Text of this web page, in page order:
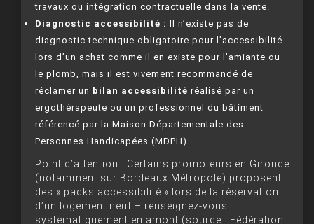
travaux ou intégration contractuelle dans la vente.
Diagnostic accessibilité : Il n’existe pas de
diagnostic technique obligatoire pour l’accessibilité
lors d’un achat comme il en existe pour l’amiante ou
le plomb, mais il est vivement recommandé de
réclamer un bilan accessibilité réalisé par un
ergothérapeute ou un professionnel du bâtiment
référencé par la Maison Départementale des
Personnes Handicapées (MDPH).
Point d’attention : Certains promoteurs en Gironde
(notamment sur Bordeaux Métropole) proposent
des « packs accessibilité » lors de la réservation
d’un logement neuf – renseignez-vous
systématiquement en amont (source : Fédération